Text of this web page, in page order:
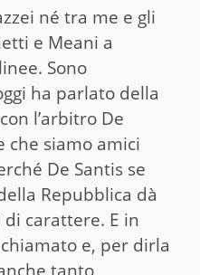
né tra me e gli
e Meani a
Sono
ha parlato della
l’arbitro De
che siamo amici
De Santis se
Repubblica dà
carattere. E in
e, per dirla